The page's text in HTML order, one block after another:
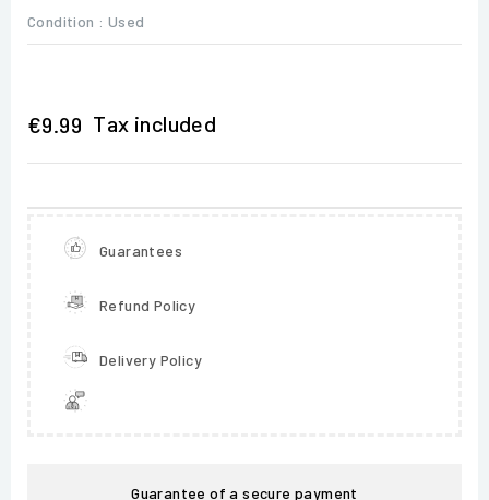
Condition : Used
€9.99 Tax included
Guarantees
Refund Policy
Delivery Policy
Guarantee of a secure payment